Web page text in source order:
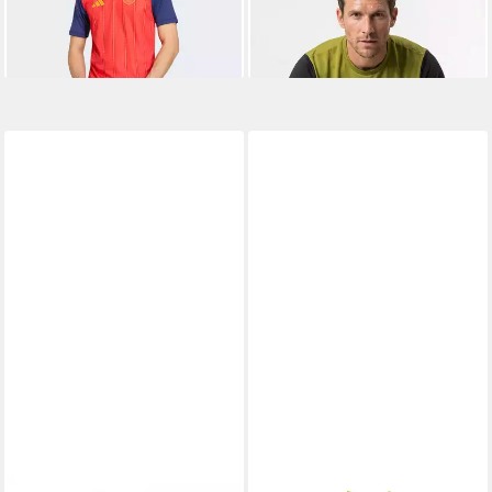
Technologie, atmungsaktiv,
Kurzarm